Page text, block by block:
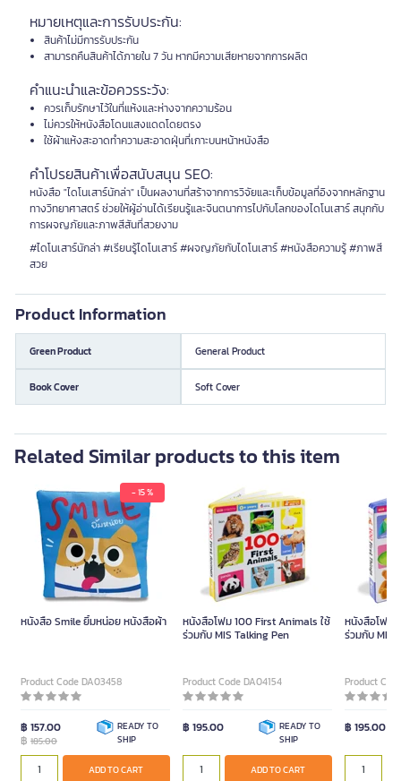
หมายเหตุและการรับประกัน:
สินค้าไม่มีการรับประกัน
สามารถคืนสินค้าได้ภายใน 7 วัน หากมีความเสียหายจากการผลิต
คำแนะนำและข้อควรระวัง:
ควรเก็บรักษาไว้ในที่แห้งและห่างจากความร้อน
ไม่ควรให้หนังสือโดนแสงแดดโดยตรง
ใช้ผ้าแห้งสะอาดทำความสะอาดฝุ่นที่เกาะบนหน้าหนังสือ
คำโปรยสินค้าเพื่อสนับสนุน SEO:
หนังสือ "ไดโนเสาร์นักล่า" เป็นผลงานที่สร้าจากการวิจัยและเก็บข้อมูลที่อิงจากหลักฐาน
ทางวิทยาศาสตร์ ช่วยให้ผู้อ่านได้เรียนรู้และจินตนาการไปกับโลกของไดโนเสาร์ สนุกกับ
การผจญภัยและภาพสีสันที่สวยงาม
#ไดโนเสาร์นักล่า #เรียนรู้ไดโนเสาร์ #ผจญภัยกับไดโนเสาร์ #หนังสือความรู้ #ภาพสี
สวย
Product Information
Green Product General Product
Book Cover Soft Cover
Related Similar products to this item
- 15 %
หนังสือ Smile ยิ้มหน่อย หนังสือผ้า
Product Code DA03458
฿ 157.00
฿ 185.00
READY TO
SHIP
ADD TO CART
หนังสือโฟม 100 First Animals ใช้
ร่วมกับ MIS Talking Pen
Product Code DA04154
฿ 195.00
READY TO
SHIP
ADD TO CART
หนังสือโฟม
ร่วมกับ MIS
Product
฿ 195.00